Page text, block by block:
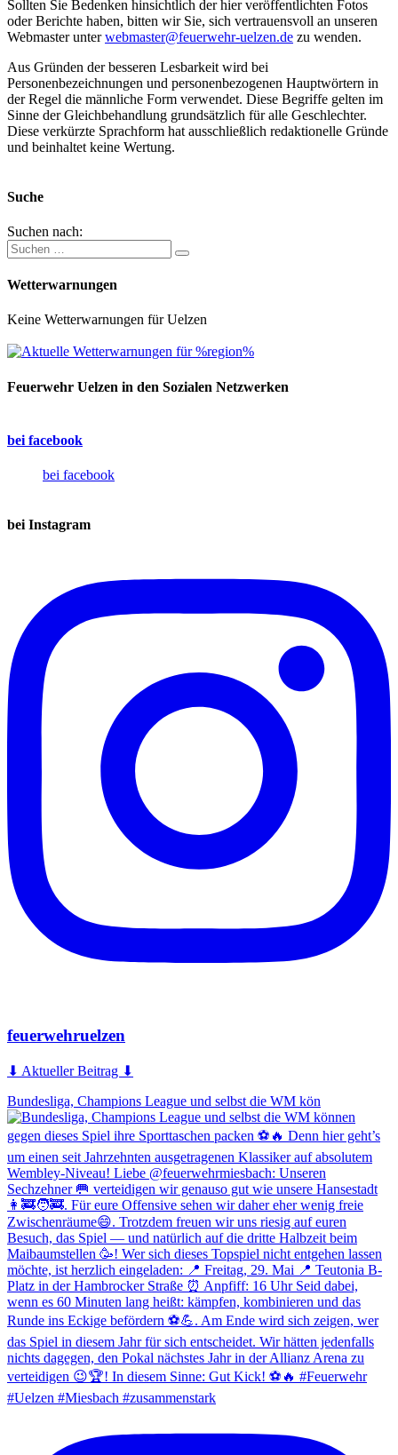
Sollten Sie Bedenken hinsichtlich der hier veröffentlichten Fotos
oder Berichte haben, bitten wir Sie, sich vertrauensvoll an unseren
Webmaster unterwebmaster@feuerwehr-uelzen.de zu wenden.
Aus Gründen der besseren Lesbarkeit wird bei
Personenbezeichnungen und personenbezogenen Hauptwörtern in
der Regel die männliche Form verwendet. Diese Begriffe gelten im
Sinne der Gleichbehandlung grundsätzlich für alle Geschlechter.
Diese verkürzte Sprachform hat ausschließlich redaktionelle Gründe
und beinhaltet keine Wertung.
Suche
Suchen nach:
Wetterwarnungen
Keine Wetterwarnungen für Uelzen
Feuerwehr Uelzen in den Sozialen Netzwerken
bei facebook
bei facebook
bei Instagram
feuerwehruelzen
⬇ Aktueller Beitrag ⬇
Bundesliga, Champions League und selbst die WM kön